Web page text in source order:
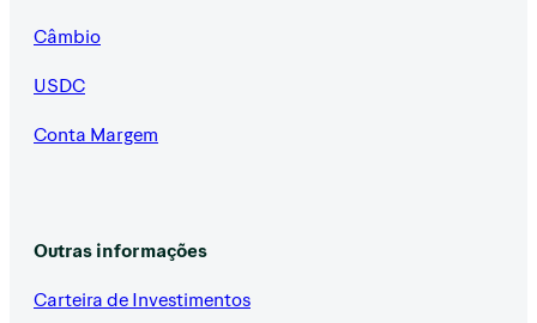
Câmbio
USDC
Conta Margem
Outras informações
Carteira de Investimentos